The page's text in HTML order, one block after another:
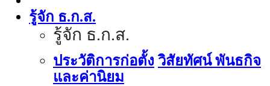
รู้จัก ธ.ก.ส.
รู้จัก ธ.ก.ส.
ประวัติการก่อตั้ง วิสัยทัศน์ พันธกิจ
และค่านิยม